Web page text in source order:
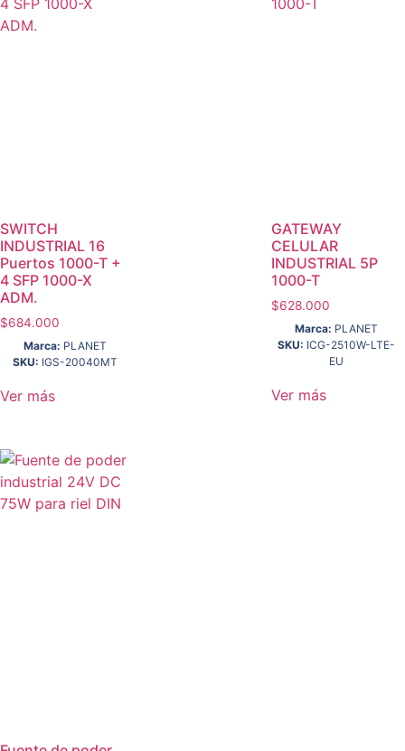
SWITCH
INDUSTRIAL 16
Puertos 1000-T +
4 SFP 1000-X
ADM.
$684.000
Marca: PLANET
SKU: IGS-20040MT
Ver más
GATEWAY
CELULAR
INDUSTRIAL 5P
1000-T
$628.000
Marca: PLANET
SKU: ICG-2510W-LTE-
EU
Ver más